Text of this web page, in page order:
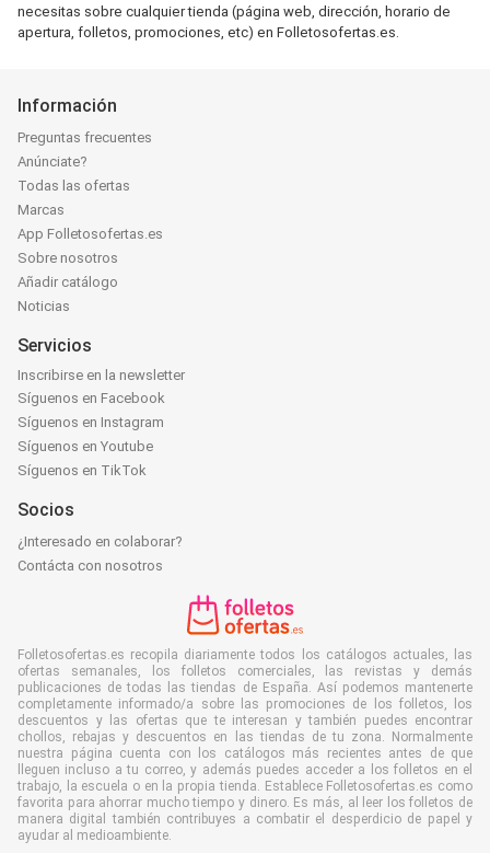
necesitas sobre cualquier tienda (página web, dirección, horario de
apertura, folletos, promociones, etc) en Folletosofertas.es.
Información
Preguntas frecuentes
Anúnciate?
Todas las ofertas
Marcas
App Folletosofertas.es
Sobre nosotros
Añadir catálogo
Noticias
Servicios
Inscribirse en la newsletter
Síguenos en Facebook
Síguenos en Instagram
Síguenos en Youtube
Síguenos en TikTok
Socios
¿Interesado en colaborar?
Contácta con nosotros
Folletosofertas.es recopila diariamente todos los catálogos actuales, las
ofertas semanales, los folletos comerciales, las revistas y demás
publicaciones de todas las tiendas de España. Así podemos mantenerte
completamente informado/a sobre las promociones de los folletos, los
descuentos y las ofertas que te interesan y también puedes encontrar
chollos, rebajas y descuentos en las tiendas de tu zona. Normalmente
nuestra página cuenta con los catálogos más recientes antes de que
lleguen incluso a tu correo, y además puedes acceder a los folletos en el
trabajo, la escuela o en la propia tienda. Establece Folletosofertas.es como
favorita para ahorrar mucho tiempo y dinero. Es más, al leer los folletos de
manera digital también contribuyes a combatir el desperdicio de papel y
ayudar al medioambiente.